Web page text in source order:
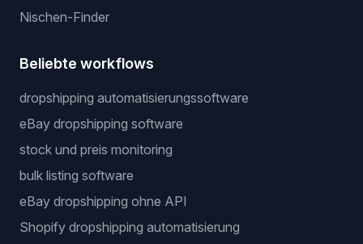
Nischen-Finder
Beliebte workflows
dropshipping automatisierungssoftware
eBay dropshipping software
stock und preis monitoring
bulk listing software
eBay dropshipping ohne API
Shopify dropshipping automatisierung